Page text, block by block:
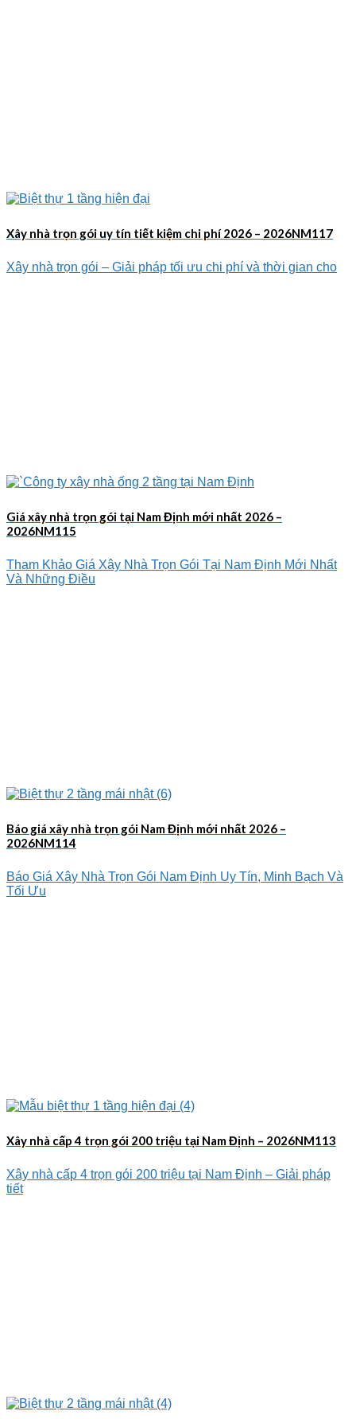
Xây nhà trọn gói uy tín tiết kiệm chi phí 2026 – 2026NM117
Xây nhà trọn gói – Giải pháp tối ưu chi phí và thời gian cho
Giá xây nhà trọn gói tại Nam Định mới nhất 2026 –
2026NM115
Tham Khảo Giá Xây Nhà Trọn Gói Tại Nam Định Mới Nhất
Và Những Điều
Báo giá xây nhà trọn gói Nam Định mới nhất 2026 –
2026NM114
Báo Giá Xây Nhà Trọn Gói Nam Định Uy Tín, Minh Bạch Và
Tối Ưu
Xây nhà cấp 4 trọn gói 200 triệu tại Nam Định – 2026NM113
Xây nhà cấp 4 trọn gói 200 triệu tại Nam Định – Giải pháp
tiết